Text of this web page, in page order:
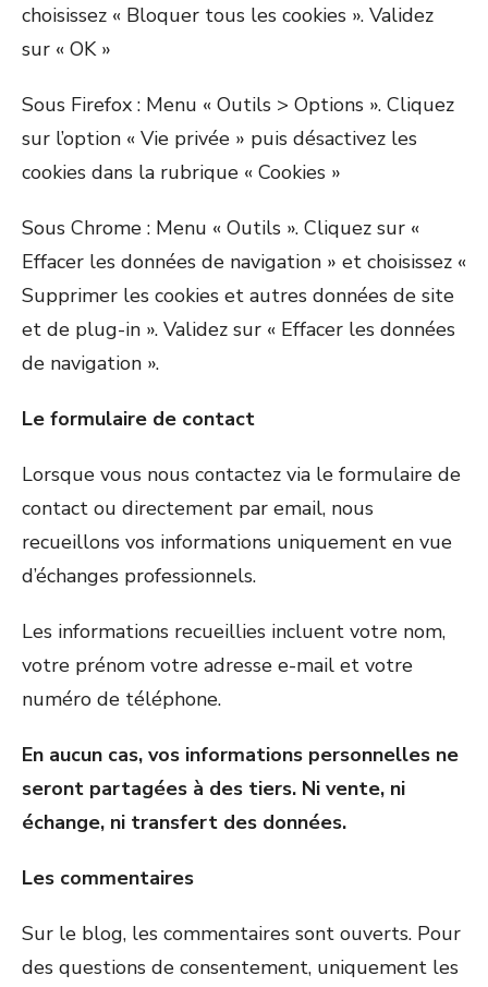
choisissez « Bloquer tous les cookies ». Validez
sur « OK »
Sous Firefox : Menu « Outils > Options ». Cliquez
sur l’option « Vie privée » puis désactivez les
cookies dans la rubrique « Cookies »
Sous Chrome : Menu « Outils ». Cliquez sur «
Effacer les données de navigation » et choisissez «
Supprimer les cookies et autres données de site
et de plug-in ». Validez sur « Effacer les données
de navigation ».
Le formulaire de contact
Lorsque vous nous contactez via le formulaire de
contact ou directement par email, nous
recueillons vos informations uniquement en vue
d’échanges professionnels.
Les informations recueillies incluent votre nom,
votre prénom votre adresse e-mail et votre
numéro de téléphone.
En aucun cas, vos informations personnelles ne
seront partagées à des tiers. Ni vente, ni
échange, ni transfert des données.
Les commentaires
Sur le blog, les commentaires sont ouverts. Pour
des questions de consentement, uniquement les